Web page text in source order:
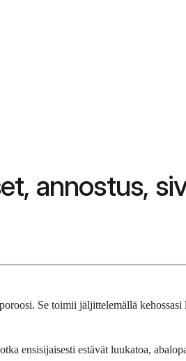
annostus,
Se toimii jäljittelemällä
ensisijaisesti estävät luukatoa,